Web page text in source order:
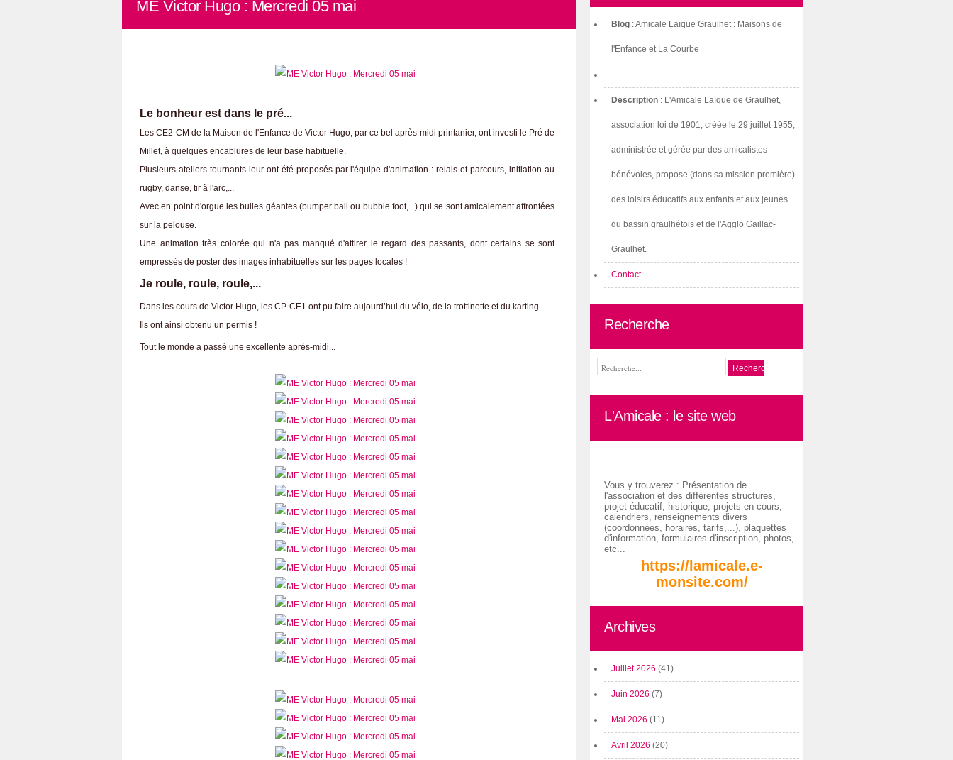
ME Victor Hugo : Mercredi 05 mai
Le bonheur est dans le pré...
Les CE2-CM de la Maison de l'Enfance de Victor Hugo, par ce bel après-midi printanier, ont investi le Pré de
Millet, à quelques encablures de leur base habituelle.
Plusieurs ateliers tournants leur ont été proposés par l'équipe d'animation : relais et parcours, initiation au
rugby, danse, tir à l'arc,...
Avec en point d'orgue les bulles géantes (bumper ball ou bubble foot,...) qui se sont amicalement affrontées
sur la pelouse.
Une animation très colorée qui n'a pas manqué d'attirer le regard des passants, dont certains se sont
empressés de poster des images inhabituelles sur les pages locales !
Je roule, roule, roule,...
Dans les cours de Victor Hugo, les CP-CE1 ont pu faire aujourd’hui du vélo, de la trottinette et du karting.
Ils ont ainsi obtenu un permis !
Tout le monde a passé une excellente après-midi...
Blog : Amicale Laïque Graulhet : Maisons de
l'Enfance et La Courbe
Description : L'Amicale Laïque de Graulhet,
association loi de 1901, créée le 29 juillet 1955,
administrée et gérée par des amicalistes
bénévoles, propose (dans sa mission première)
des loisirs éducatifs aux enfants et aux jeunes
du bassin graulhétois et de l'Agglo Gaillac-
Graulhet.
Contact
Recherche
L'Amicale : le site web
Vous y trouverez : Présentation de
l'association et des différentes structures,
projet éducatif, historique, projets en cours,
calendriers, renseignements divers
(coordonnées, horaires, tarifs,...), plaquettes
d'information, formulaires d'inscription, photos,
etc...
https://lamicale.e-
monsite.com/
Archives
Juillet 2026 (41)
Juin 2026 (7)
Mai 2026 (11)
Avril 2026 (20)